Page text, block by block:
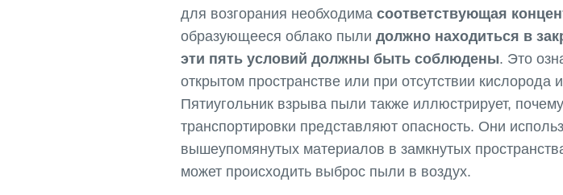
для возгорания необходима соответствующая
образующееся облако пыли должно находиться в
эти пять условий должны быть соблюдены. Это
открытом пространстве или при отсутствии кислорода
Пятиугольник взрыва пыли также иллюстрирует,
транспортировки представляют опасность. Они
вышеупомянутых материалов в замкнутых
может происходить выброс пыли в воздух.